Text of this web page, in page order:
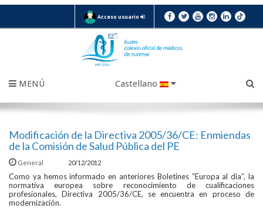
Acceso usuario
MENÚ Castellano
Modificación de la Directiva 2005/36/CE: Enmiendas
de la Comisión de Salud Pública del PE
General 20/12/2012
Como ya hemos informado en anteriores Boletines “Europa al día”, la
normativa europea sobre reconocimiento de cualificaciones
profesionales, Directiva 2005/36/CE, se encuentra en proceso de
modernización.